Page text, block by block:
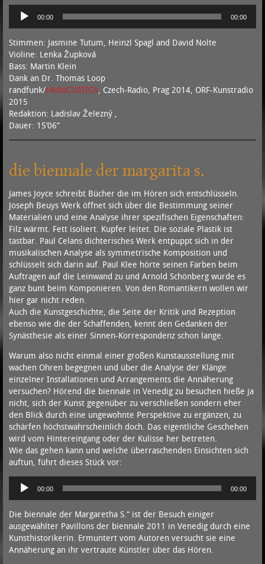
Audio-
Player
00:00 00:00
Stimmen: Jasmine Tutum, Heinzl Spagl and David Nolte
Violine: Lenka Župková
Bass: Martin Klein
Dank an Dr. Thomas Loop
randfunk/rAdioCUSTICA, Czech-Radio, Prag 2014, ORF-Kunstradio
2015
Redaktion: Ladislav Železný ‚
Dauer: 15’06“
die biennale der margarita s.
James Joyce schreibt Bücher die im Hören sich entschlüsseln.
Joseph Beuys Werk öffnet sich über die Bestimmung seiner
Materialien und eine Analyse ihrer spezifischen Eigenschaften:
Filz wärmt. Fett isoliert. Kupfer leitet. Die soziale Plastik ist
tastbar. Paul Celans dichterisches Werk entpuppt sich in der
musikalischen Analyse als symmetrische Komposition und
schlüsselt sich darin auf. Paul Klee hörte seinen Farben beim
Auftragen auf die Leinwand zu und Arnold Schönberg wurde es
ganz bunt beim Komponieren. Von den Romantikern wollen wir
hier gar nicht reden.
Auch die Kunstgeschichte, die Seite der Kritik und Rezeption
ebenso wie die der Schaffenden, kennt den Gedanken der
Synästhesie als einer Sinnen-Korrespondenz schon lange.
Warum also nicht einmal einer großen Kunstausstellung mit
wachen Ohren begegnen und über die Analyse der Klänge
einzelner Installationen und Arrangements die Annäherung
versuchen? Hörend die biennale in Venedig zu besuchen hieße ja
nicht, sich der Kunst gegenüber zu verschließen sondern eher
den Blick durch eine ungewohnte Perspektive zu ergänzen, zu
schärfen höchstwahrscheinlich doch. Das eigentliche Geschehen
wird vom Hintereingang oder der Kulisse her betreten.
Wie das gehen kann und welche überraschenden Einsichten sich
auftun, führt dieses Stück vor:
Audio-
Player
00:00 00:00
Die biennale der Margaretha S.“ ist der Besuch einiger
ausgewählter Pavillons der biennale 2011 in Venedig durch eine
Kunsthistorikerin. Ermuntert vom Autoren versucht sie eine
Annäherung an ihr vertraute Künstler über das Hören.